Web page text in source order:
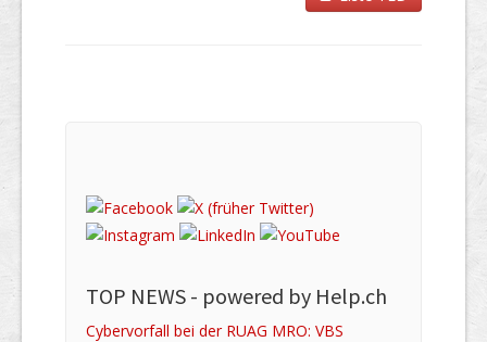
TOP NEWS - powered by Help.ch
Cybervorfall bei der RUAG MRO: VBS